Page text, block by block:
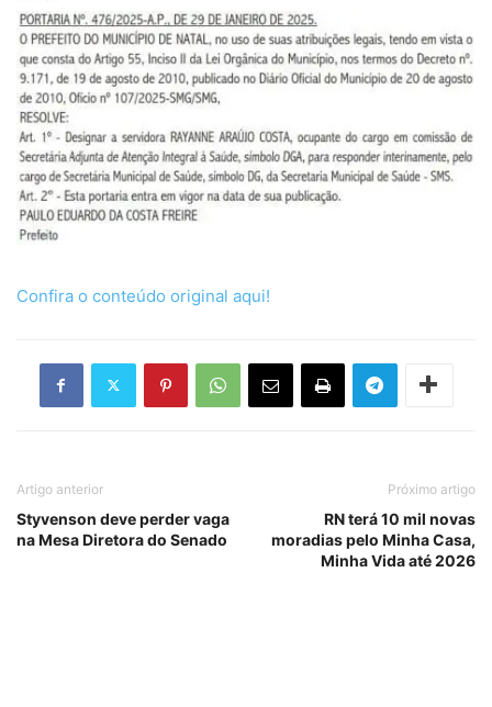
Confira o conteúdo original aqui!
Artigo anterior
Styvenson deve perder vaga
na Mesa Diretora do Senado
Próximo artigo
RN terá 10 mil novas
moradias pelo Minha Casa,
Minha Vida até 2026